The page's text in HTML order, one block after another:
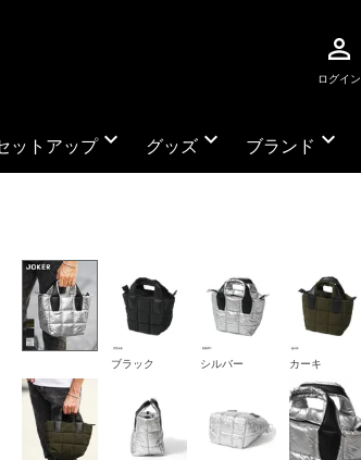
perm_identity
ログイン
ットアップexpand_more グッズ expand_more ブランド expand_more
ブラック シルバー カーキ